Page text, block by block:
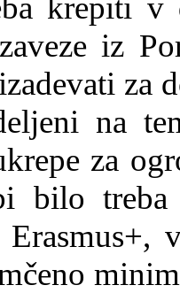
krepiti v
iz
za
na
za
bilo treba
Erasmus+,